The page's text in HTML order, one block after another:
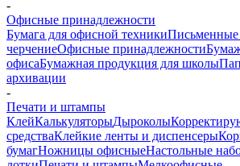
-
Офисные принадлежности
Бумага для офисной техникиПисьменные
черчениеОфисные принадлежности
офисаБумажная продукция для школы
архивации
-
Печати и штампы
КлейКалькуляторыДыроколы
средстваКлейкие ленты и диспенсеры
бумагНожницы офисныеНастольные